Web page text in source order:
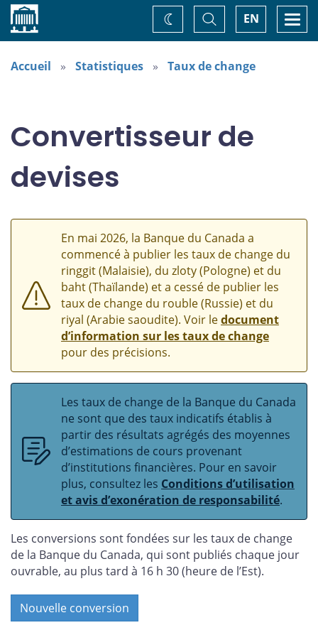
Accueil EN
Basculer
la
recherche
Changez
de
thème
Accueil Statistiques Taux de change
Convertisseur de
devises
En mai 2026, la Banque du Canada a
commencé à publier les taux de change du
ringgit (Malaisie), du zloty (Pologne) et du
baht (Thaïlande) et a cessé de publier les
taux de change du rouble (Russie) et du
riyal (Arabie saoudite). Voir ledocument
d’information sur les taux de change
pour des précisions.
Les taux de change de la Banque du Canada
ne sont que des taux indicatifs établis à
partir des résultats agrégés des moyennes
d’estimations de cours provenant
d’institutions financières. Pour en savoir
plus, consultez les Conditions d’utilisation
et avis d’exonération de responsabilité.
Les conversions sont fondées sur les taux de change
de la Banque du Canada, qui sont publiés chaque jour
ouvrable, au plus tard à 16 h 30 (heure de l’Est).
Nouvelle conversion